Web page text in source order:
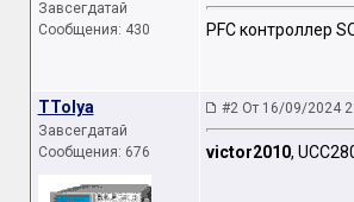
Завсегдатай
Сообщения: 430
PFC контроллер
TTolya
Завсегдатай
Сообщения: 676
#2 От 16/09/2024
victor2010,